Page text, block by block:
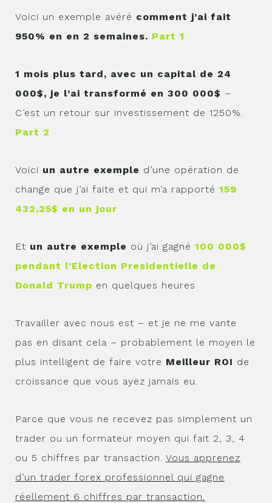
Voici un exemple avéré comment j’ai fait
950% en en 2 semaines. Part 1
1 mois plus tard, avec un capital de 24
000$, je l’ai transformé en 300 000$ –
C’est un retour sur investissement de 1250%.
Part 2
Voici un autre exemple d’une opération de
change que j’ai faite et qui m’a rapporté 159
432,25$ en un jour
Et un autre exemple où j’ai gagné 100 000$
pendant l’Election Presidentielle de
Donald Trump en quelques heures
Travailler avec nous est – et je ne me vante
pas en disant cela – probablement le moyen le
plus intelligent de faire votre Meilleur ROI de
croissance que vous ayez jamais eu.
Parce que vous ne recevez pas simplement un
trader ou un formateur moyen qui fait 2, 3, 4
ou 5 chiffres par transaction. Vous apprenez
d’un trader forex professionnel qui gagne
réellement 6 chiffres par transaction.